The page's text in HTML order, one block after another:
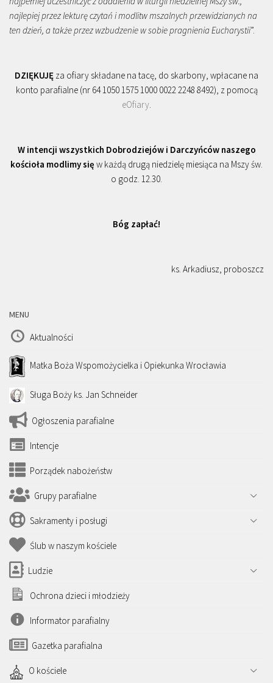
najlepiej przez lekturę czytań i modlitw mszalnych przewidzianych na
ten dzień, a także przez wzbudzenie w sobie pragnienia Eucharystii”.
DZIĘKUJĘ za ofiary składane na tacę, do skarbony, wpłacane na
konto parafialne (nr 64 1050 1575 1000 0022 2248 8492), z pomocą
eOfiary
W intencji wszystkich Dobrodziejów i Darczyńców naszego
kościoła modlimy się w każdą drugą niedzielę miesiąca na Mszy św.
o godz. 12.30.
Bóg zapłać!
ks. Arkadiusz, proboszcz
MENU
Aktualności
Matka Boża Wspomożycielka i Opiekunka Wrocławia
Sługa Boży ks. Jan Schneider
Ogłoszenia parafialne
Intencje
Porządek nabożeństw
Grupy parafialne
Sakramenty i posługi
Ślub w naszym kościele
Ludzie
Ochrona dzieci i młodzieży
Informator parafialny
Gazetka parafialna
O kościele